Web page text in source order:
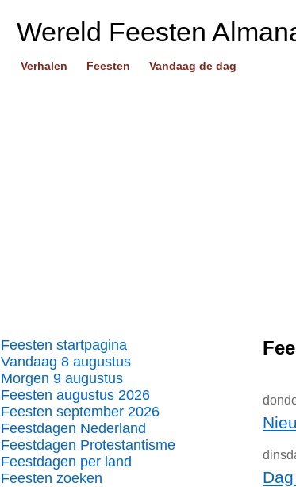
Wereld Feesten
Verhalen Feesten Vandaag de dag
Feesten startpagina
Vandaag 8 augustus
Morgen 9 augustus
Feesten augustus 2026
Feesten september 2026
Feestdagen Nederland
Feestdagen Protestantisme
Feestdagen per land
Feesten zoeken